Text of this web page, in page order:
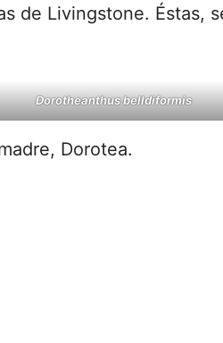
de Livingstone. Éstas,
Dorotheanthus belldiformis
Dorotea.